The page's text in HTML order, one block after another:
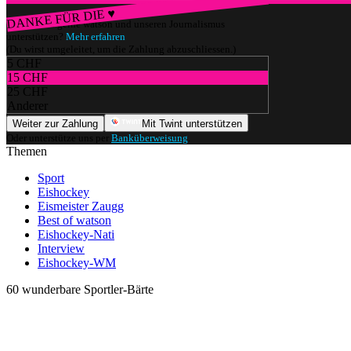
DANKE FÜR DIE ♥
Würdest du gerne watson und unseren Journalismus
unterstützen? Mehr erfahren
(Du wirst umgeleitet, um die Zahlung abzuschliessen.)
5 CHF
15 CHF
25 CHF
Anderer
Weiter zur Zahlung
Mit Twint unterstützen
Oder unterstütze uns per Banküberweisung
Themen
Sport
Eishockey
Eismeister Zaugg
Best of watson
Eishockey-Nati
Interview
Eishockey-WM
60 wunderbare Sportler-Bärte